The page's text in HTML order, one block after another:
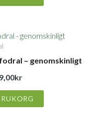
– genomskinligt
kr
Det
priset